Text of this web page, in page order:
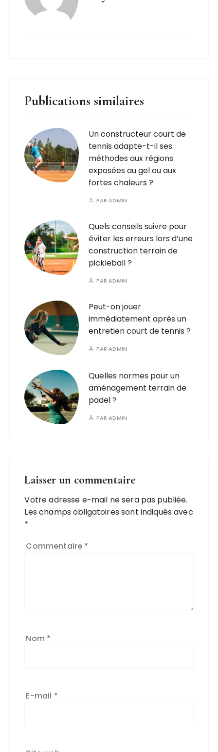
Publications similaires
Un constructeur court de
tennis adapte-t-il ses
méthodes aux régions
exposées au gel ou aux
fortes chaleurs ?
PARADMIN
Quels conseils suivre pour
éviter les erreurs lors d’une
construction terrain de
pickleball ?
PARADMIN
Peut-on jouer
immédiatement après un
entretien court de tennis ?
PARADMIN
Quelles normes pour un
aménagement terrain de
padel ?
PARADMIN
Laisser un commentaire
Votre adresse e-mail ne sera pas publiée.
Les champs obligatoires sont indiqués avec
*
Commentaire *
Nom *
E-mail *